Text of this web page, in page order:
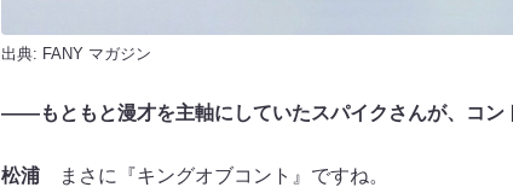
出典: FANY マガジン
――もともと漫才を主軸にしていたスパイクさんが、コン
松浦まさに『キングオブコント』ですね。